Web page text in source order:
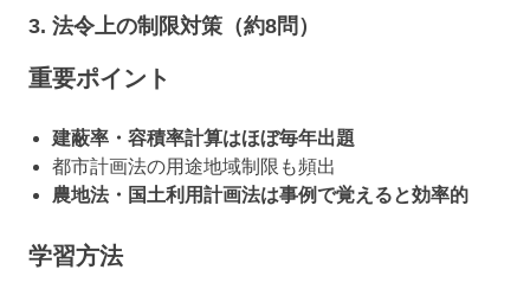
3. 法令上の制限対策（約8問）
重要ポイント
建蔽率・容積率計算はほぼ毎年出題
都市計画法の用途地域制限も頻出
農地法・国土利用計画法は事例で覚えると効率的
学習方法